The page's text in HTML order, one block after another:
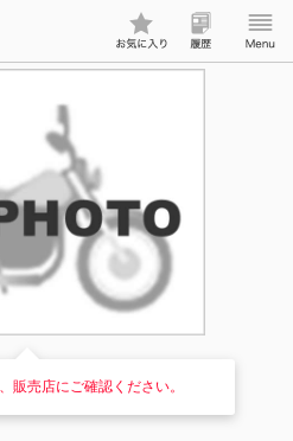
販売店にご確認ください。